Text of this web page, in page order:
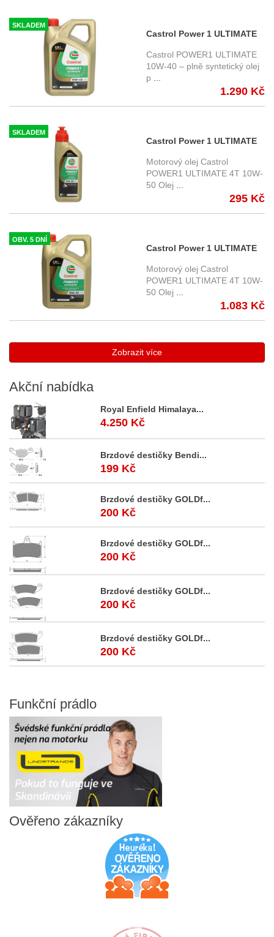
SKLADEM
Castrol Power 1 ULTIMATE
4T 10W40 4 ltr.
Castrol POWER1 ULTIMATE
10W-40 – plně syntetický olej
p
1.290 Kč
SKLADEM
Castrol Power 1 ULTIMATE
4T 10W50 1 ltr.
Motorový olej Castrol
POWER1 ULTIMATE 4T 10W-
50 Olej
295 Kč
OBV. 5 DNÍ
Castrol Power 1 ULTIMATE
4T 10W50 4 ltr.
Motorový olej Castrol
POWER1 ULTIMATE 4T 10W-
50 Olej
1.083 Kč
Zobrazit více
Akční nabídka
Royal Enfield Himalaya...
4.250 Kč
Brzdové destičky Bendi...
199 Kč
Brzdové destičky GOLDf...
200 Kč
Brzdové destičky GOLDf...
200 Kč
Brzdové destičky GOLDf...
200 Kč
Brzdové destičky GOLDf...
200 Kč
Funkční prádlo
Ověřeno zákazníky